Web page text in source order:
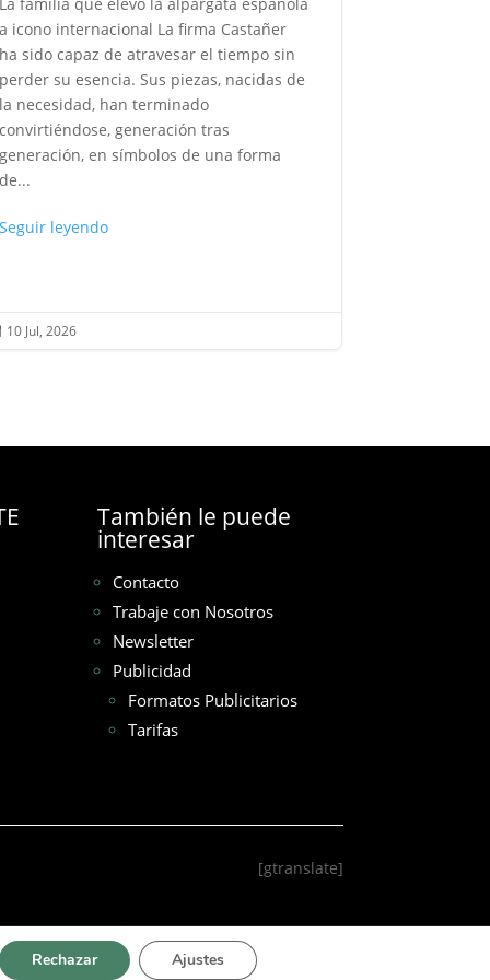
a icono internacional La firma Castañer
ha sido capaz de atravesar el tiempo sin
perder su esencia. Sus piezas, nacidas de
la necesidad, han terminado
convirtiéndose, generación tras
generación, en símbolos de una forma
de...
Seguir leyendo
10 Jul, 2026
También le puede
interesar
Contacto
Trabaje con Nosotros
Newsletter
Publicidad
Formatos Publicitarios
Tarifas
[gtranslate]
Rechazar Ajustes